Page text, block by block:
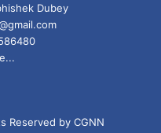
Dubey
Reserved by CGNN